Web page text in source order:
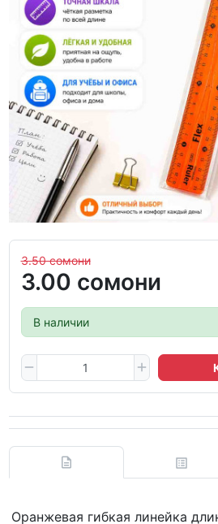
3.50 сомони
3.00 сомони
В наличии
Оранжевая гибкая линейка